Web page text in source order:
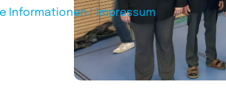
Informationen|Impressum